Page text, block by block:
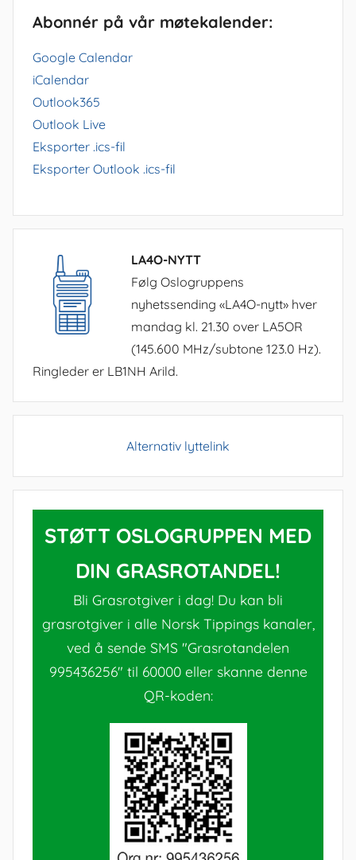
Abonnér på vår møtekalender:
Google Calendar
iCalendar
Outlook365
Outlook Live
Eksporter .ics-fil
Eksporter Outlook .ics-fil
LA4O-NYTT
Følg Oslogruppens
nyhetssending «LA4O-nytt» hver
mandag kl. 21.30 over LA5OR
(145.600 MHz/subtone 123.0 Hz).
Ringleder er LB1NH Arild.
Alternativ lyttelink
STØTT OSLOGRUPPEN MED
DIN GRASROTANDEL!
Bli Grasrotgiver i dag! Du kan bli
grasrotgiver i alle Norsk Tippings kanaler,
ved å sende SMS "Grasrotandelen
995436256" til 60000 eller skanne denne
QR-koden: